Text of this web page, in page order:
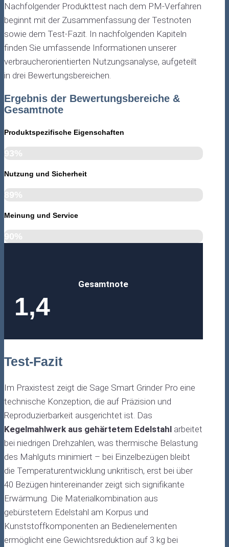
Nachfolgender Produkttest nach dem PM-Verfahren
beginnt mit der Zusammenfassung der Testnoten
sowie dem Test-Fazit. In nachfolgenden Kapiteln
finden Sie umfassende Informationen unserer
verbraucherorientierten Nutzungsanalyse, aufgeteilt
in drei Bewertungsbereichen.
Ergebnis der Bewertungsbereiche &
Gesamtnote
Produktspezifische Eigenschaften
93%
Nutzung und Sicherheit
89%
Meinung und Service
90%
Gesamtnote
1,4
Test-Fazit
Im Praxistest zeigt die Sage Smart Grinder Pro eine
technische Konzeption, die auf Präzision und
Reproduzierbarkeit ausgerichtet ist. Das
Kegelmahlwerk aus gehärtetem Edelstahl arbeitet
bei niedrigen Drehzahlen, was thermische Belastung
des Mahlguts minimiert – bei Einzelbezügen bleibt
die Temperaturentwicklung unkritisch, erst bei über
40 Bezügen hintereinander zeigt sich signifikante
Erwärmung. Die Materialkombination aus
gebürstetem Edelstahl am Korpus und
Kunststoffkomponenten an Bedienelementen
ermöglicht eine Gewichtsreduktion auf 3 kg bei